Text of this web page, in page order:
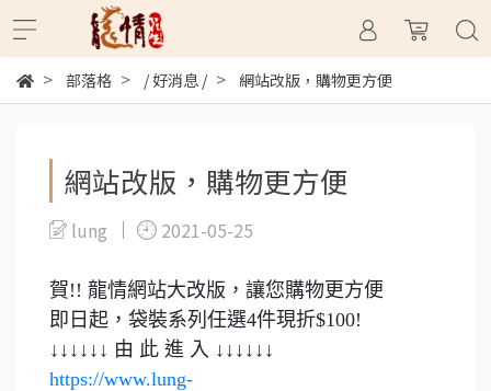
部落格 / 好消息 / 網站改版，購物更方便
網站改版，購物更方便
lung 2021-05-25
賀!! 龍情網站大改版，讓您購物更方便
即日起，袋裝系列任選4件現折$100!
↓↓↓​​​​​​​↓​​​​​​​↓​​​​​​​↓ 由 此 進 入 ↓​​​​​​​↓​​​​​​​↓​​​​​​​↓​​​​​​​↓​​​​​​​↓​​​​​​​
https://www.lung-